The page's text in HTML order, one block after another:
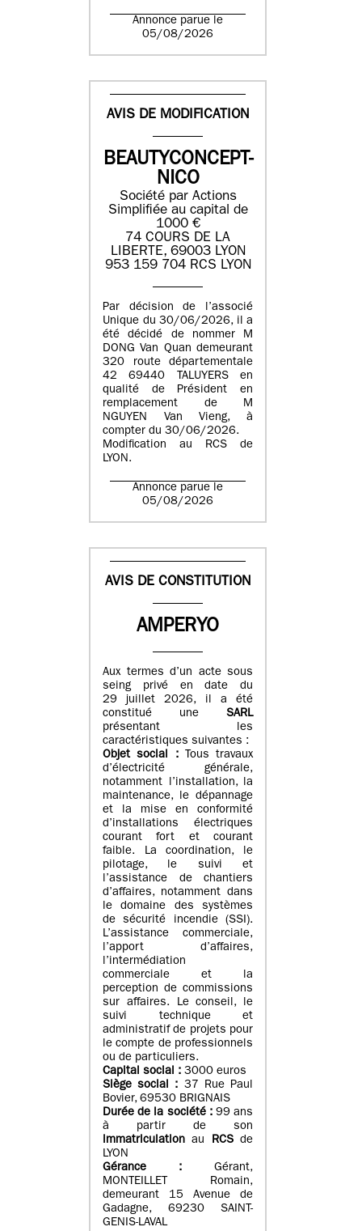
Annonce parue le
05/08/2026
AVIS DE MODIFICATION
BEAUTYCONCEPT-
NICO
Société par Actions
Simplifiée au capital de
1000 €
74 COURS DE LA
LIBERTE, 69003 LYON
953 159 704 RCS LYON
Par décision de l’associé
Unique du 30/06/2026, il a
été décidé de nommer M
DONG Van Quan demeurant
320 route départementale
42 69440 TALUYERS en
qualité de Président en
remplacement de M
NGUYEN Van Vieng, à
compter du 30/06/2026.
Modification au RCS de
LYON.
Annonce parue le
05/08/2026
AVIS DE CONSTITUTION
AMPERYO
Aux termes d’un acte sous
seing privé en date du
29 juillet 2026, il a été
constitué une SARL
présentant les
caractéristiques suivantes :
Objet social :
Tous travaux
d’électricité générale,
notamment l’installation, la
maintenance, le dépannage
et la mise en conformité
d’installations électriques
courant fort et courant
faible. La coordination, le
pilotage, le suivi et
l’assistance de chantiers
d’affaires, notamment dans
le domaine des systèmes
de sécurité incendie (SSI).
L’assistance commerciale,
l’apport d’affaires,
l’intermédiation
commerciale et la
perception de commissions
sur affaires. Le conseil, le
suivi technique et
administratif de projets pour
le compte de professionnels
ou de particuliers.
Capital social : 3000 euros
Siège social : 37 Rue Paul
Bovier, 69530 BRIGNAIS
Durée de la société : 99 ans
à partir de son
immatriculation au RCSde
LYON
Gérance :
Gérant,
MONTEILLET Romain,
demeurant 15 Avenue de
Gadagne, 69230 SAINT-
GENIS-LAVAL